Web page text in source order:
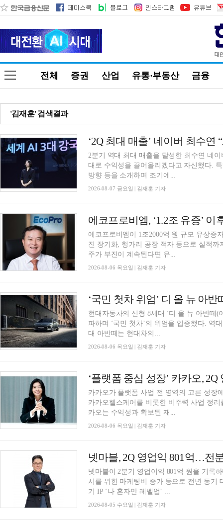
전체 증권 산업 유통·부동산 금융
'김재훈' 검색결과
‘2Q 최대 매출’ 네이버 최수
2분기 역대 최대 매출을 달성한 최수연 네
대로 수익성을 끌어올리겠다고 자신했다.
방향 등을 소개하며 조기에...
2026-08-07 금요일 | 김재훈 기자
에코프로비엠, ‘1.2조 유증’
에코프로비엠이 1조2000억 원 규모 유상증
진 장기화, 헝가리 공장 적자 등으로 실적
주가 부진이 계속된다면 유...
2026-08-06 목요일 | 김재훈 기자
‘국민 첫차 위엄’ 디 올 뉴 아
현대자동차의 신형 8세대 ‘디 올 뉴 아반떼
파하며 ‘국민 첫차’의 위엄을 입증했다. 역
대 아반떼는 현대차의...
2026-08-06 목요일 | 김재훈 기자
‘플랫폼 중심 성장’ 카카오,
카카오가 플랫폼 사업 전 영역의 고른 성장
카카오헬스케어를 비롯한 비주력 사업 정
카오는 수익성과 확보된 재...
2026-08-06 목요일 | 김재훈 기자
넷마블, 2Q 영업익 801억…전
넷마블이 2분기 영업이익 801억 원을 기록
시를 위한 마케팅비 증가 등으로 전년 동기
기 IP ‘나 혼자만 레벨업’ ...
2026-08-05 수요일 | 김재훈 기자